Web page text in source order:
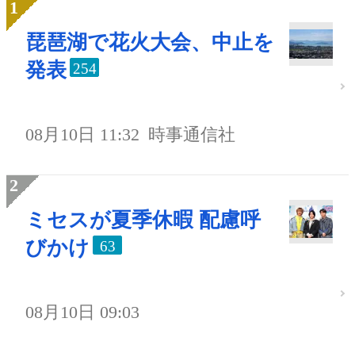
琵琶湖で花火大会、中止を
発表 254
08月10日 11:32 時事通信社
ミセスが夏季休暇 配慮呼
びかけ
63
08月10日 09:03